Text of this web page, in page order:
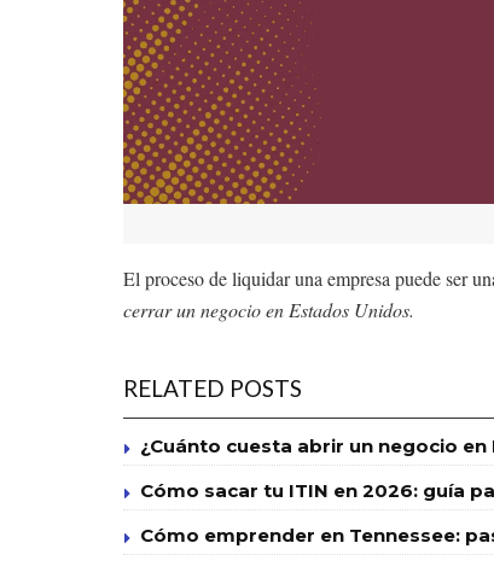
El proceso de liquidar una empresa puede ser
cerrar un negocio en Estados Unidos.
RELATED POSTS
¿Cuánto cuesta abrir un negocio
Cómo sacar tu ITIN en 2026: guía
Cómo emprender en Tennessee: